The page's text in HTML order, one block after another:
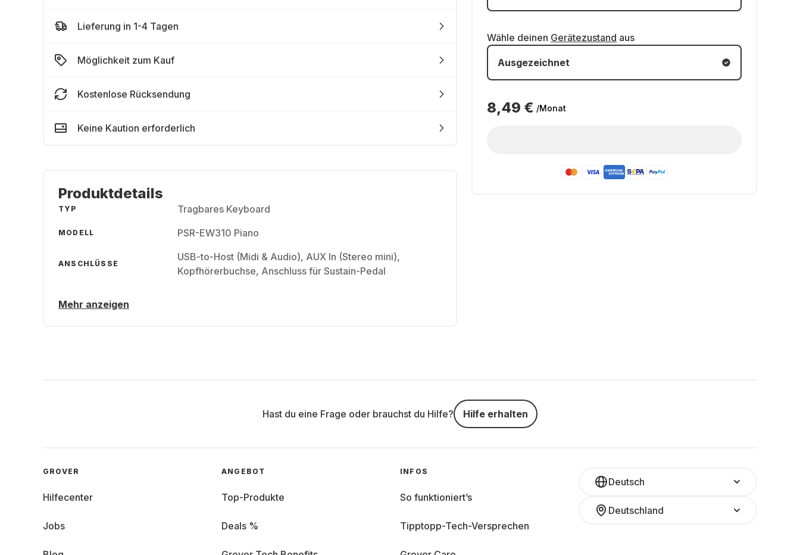
Wähle deinen Gerätezustand aus
Ausgezeichnet
8,49 € /Monat
Lieferung in 1-4 Tagen
Möglichkeit zum Kauf
Kostenlose Rücksendung
Keine Kaution erforderlich
Produktdetails
TYP Tragbares Keyboard
MODELL PSR-EW310 Piano
ANSCHLÜSSE
USB-to-Host (Midi & Audio), AUX In (Stereo mini),
Kopfhörerbuchse, Anschluss für Sustain-Pedal
Mehr anzeigen
Hast du eine Frage oder brauchst du Hilfe? Hilfe erhalten
Deutsch
Deutschland
GROVER
Hilfecenter
Jobs
ANGEBOT
Top-Produkte
Deals %
INFOS
So funktioniert’s
Tipptopp-Tech-Versprechen